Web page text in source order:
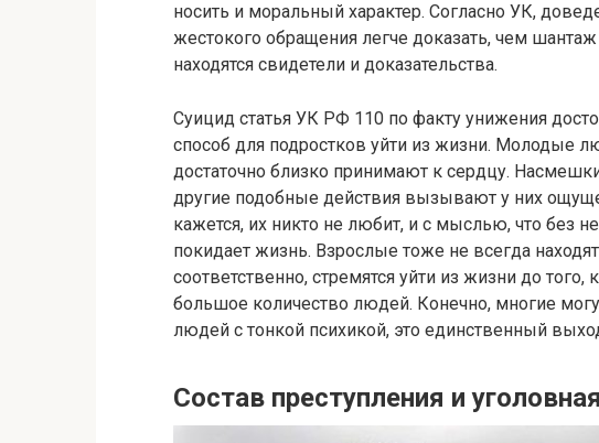
носить и моральный характер. Согласно УК,
жестокого обращения легче доказать, чем
находятся свидетели и доказательства.
Суицид статья УК РФ 110 по факту унижения
способ для подростков уйти из жизни. Молодые
достаточно близко принимают к сердцу.
другие подобные действия вызывают у них
кажется, их никто не любит, и с мыслью, что без
покидает жизнь. Взрослые тоже не всегда
соответственно, стремятся уйти из жизни до
большое количество людей. Конечно, многие
людей с тонкой психикой, это единственный
Состав преступления и